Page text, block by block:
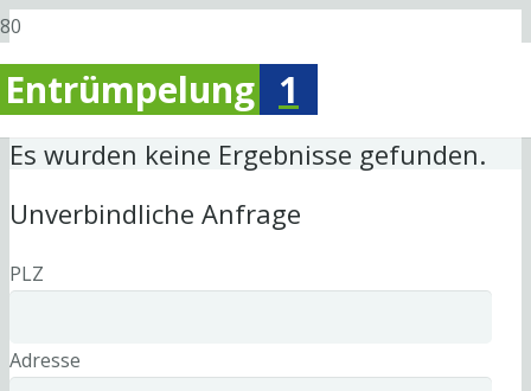
Entrümpelung 1
Es wurden keine Ergebnisse gefunden.
Unverbindliche Anfrage
PLZ
Adresse